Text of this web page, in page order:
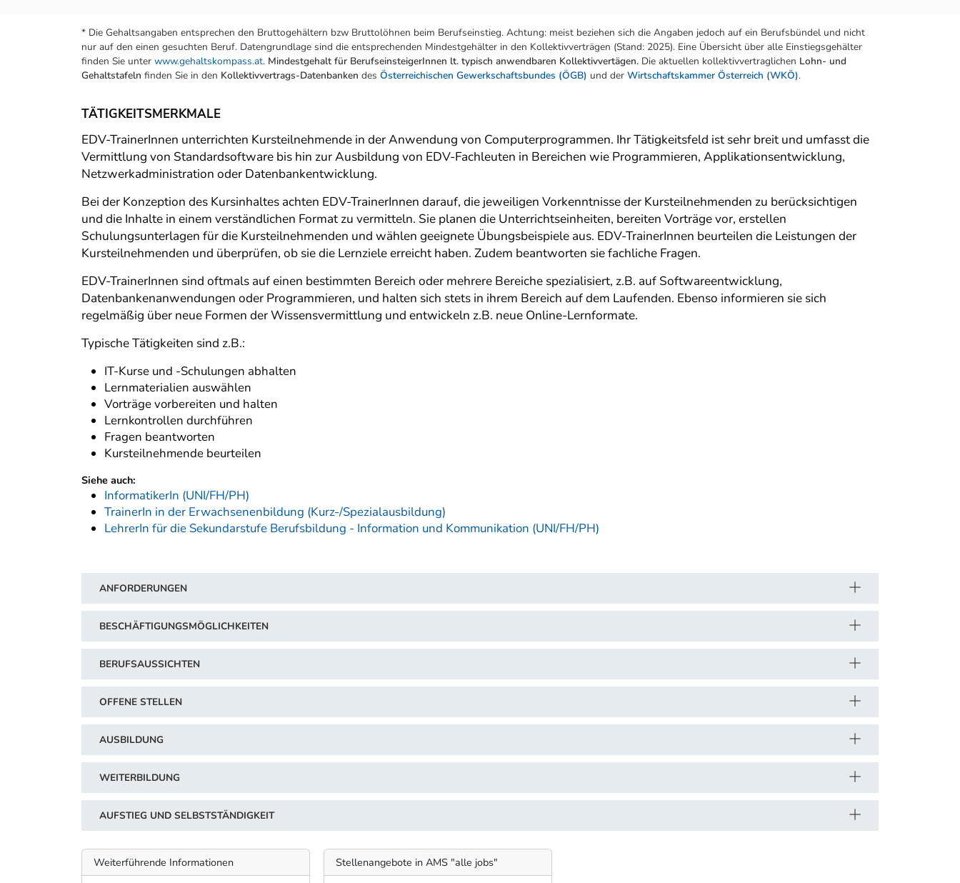
* Die Gehaltsangaben entsprechen den Bruttogehältern bzw Bruttolöhnen beim Berufseinstieg. Achtung: meist beziehen sich die Angaben jedoch auf ein Berufsbündel und nicht
nur auf den einen gesuchten Beruf. Datengrundlage sind die entsprechenden Mindestgehälter in den Kollektivverträgen (Stand: 2025). Eine Übersicht über alle Einstiegsgehälter
finden Sie unter www.gehaltskompass.at. Mindestgehalt für BerufseinsteigerInnen lt. typisch anwendbaren Kollektivvertägen. Die aktuellen kollektivvertraglichen Lohn- und
Gehaltstafeln finden Sie in den Kollektivvertrags-Datenbanken des Österreichischen Gewerkschaftsbundes (ÖGB) und der Wirtschaftskammer Österreich (WKÖ).
TÄTIGKEITSMERKMALE
EDV-TrainerInnen unterrichten Kursteilnehmende in der Anwendung von Computerprogrammen. Ihr Tätigkeitsfeld ist sehr breit und umfasst die
Vermittlung von Standardsoftware bis hin zur Ausbildung von EDV-Fachleuten in Bereichen wie Programmieren, Applikationsentwicklung,
Netzwerkadministration oder Datenbankentwicklung.
Bei der Konzeption des Kursinhaltes achten EDV-TrainerInnen darauf, die jeweiligen Vorkenntnisse der Kursteilnehmenden zu berücksichtigen
und die Inhalte in einem verständlichen Format zu vermitteln. Sie planen die Unterrichtseinheiten, bereiten Vorträge vor, erstellen
Schulungsunterlagen für die Kursteilnehmenden und wählen geeignete Übungsbeispiele aus. EDV-TrainerInnen beurteilen die Leistungen der
Kursteilnehmenden und überprüfen, ob sie die Lernziele erreicht haben. Zudem beantworten sie fachliche Fragen.
EDV-TrainerInnen sind oftmals auf einen bestimmten Bereich oder mehrere Bereiche spezialisiert, z.B. auf Softwareentwicklung,
Datenbankenanwendungen oder Programmieren, und halten sich stets in ihrem Bereich auf dem Laufenden. Ebenso informieren sie sich
regelmäßig über neue Formen der Wissensvermittlung und entwickeln z.B. neue Online-Lernformate.
Typische Tätigkeiten sind z.B.:
IT-Kurse und -Schulungen abhalten
Lernmaterialien auswählen
Vorträge vorbereiten und halten
Lernkontrollen durchführen
Fragen beantworten
Kursteilnehmende beurteilen
Siehe auch:
InformatikerIn (UNI/FH/PH)
TrainerIn in der Erwachsenenbildung (Kurz-/Spezialausbildung)
LehrerIn für die Sekundarstufe Berufsbildung - Information und Kommunikation (UNI/FH/PH)
ANFORDERUNGEN
BESCHÄFTIGUNGSMÖGLICHKEITEN
BERUFSAUSSICHTEN
OFFENE STELLEN
AUSBILDUNG
WEITERBILDUNG
AUFSTIEG UND SELBSTSTÄNDIGKEIT
Weiterführende Informationen Stellenangebote in AMS "alle jobs"